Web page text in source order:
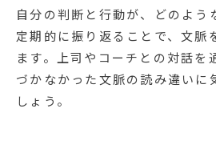
自分の判断と行動が、どのよう
定期的に振り返ることで、文脈
ます。上司やコーチとの対話を
づかなかった文脈の読み違いに
しょう。